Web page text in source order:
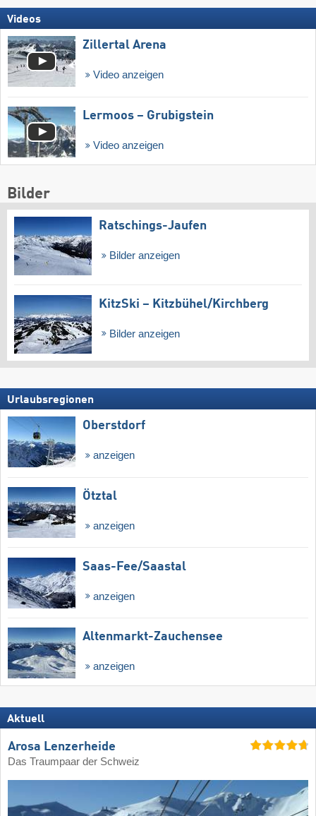
Videos
Zillertal Arena
Video anzeigen
Lermoos – Grubigstein
Video anzeigen
Bilder
Ratschings-Jaufen
Bilder anzeigen
KitzSki – Kitzbühel/​Kirchberg
Bilder anzeigen
Urlaubsregionen
Oberstdorf
anzeigen
Ötztal
anzeigen
Saas-Fee/​Saastal
anzeigen
Altenmarkt-Zauchensee
anzeigen
Aktuell
Arosa Lenzerheide
Das Traumpaar der Schweiz